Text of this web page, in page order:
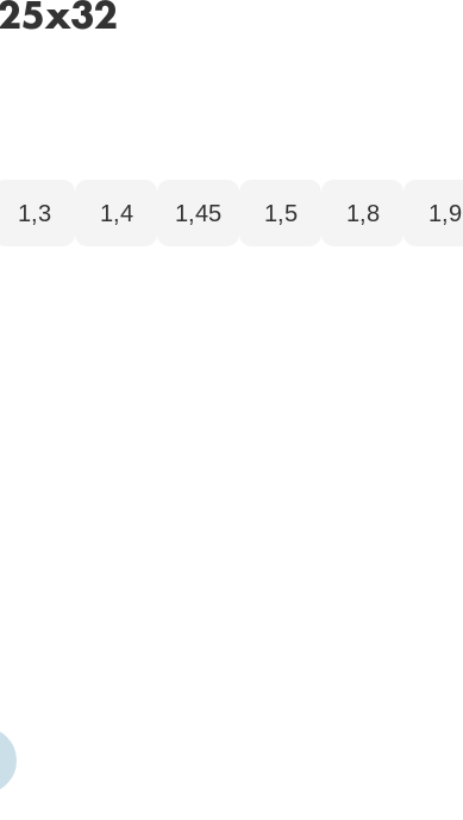
1,3 1,4 1,45 1,5 1,8 1,9